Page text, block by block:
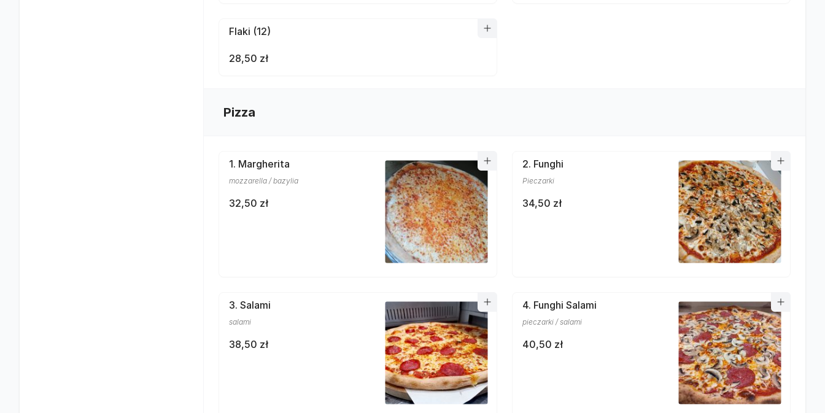
Flaki (12)
28,50 zł
Pizza
1. Margherita
mozzarella / bazylia
32,50 zł
2. Funghi
Pieczarki
34,50 zł
3. Salami
salami
38,50 zł
4. Funghi Salami
pieczarki / salami
40,50 zł